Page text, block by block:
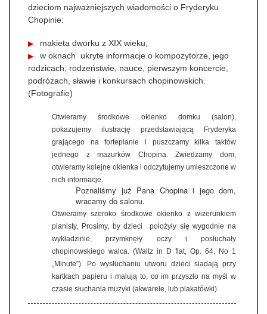
dzieciom najważniejszych wiadomości o Fryderyku
Chopinie:
makieta dworku z XIX wieku,
w oknach ukryte informacje o kompozytorze, jego
rodzicach, rodzeństwie, nauce, pierwszym koncercie,
podróżach, sławie i konkursach chopinowskich.
(Fotografie)
Otwieramy środkowe okienko domku (salon),
pokazujemy ilustrację przedstawiającą Fryderyka
grającego na fortepianie i puszczamy kilka taktów
jednego z mazurków Chopina. Zwiedzamy dom,
otwieramy kolejne okienka i odczytujemy umieszczone w
nich informacje.
Poznaliśmy już Pana Chopina i jego dom,
wracamy do salonu.
Otwieramy szeroko środkowe okienko z wizerunkiem
pianisty, Prosimy, by dzieci położyły się wygodnie na
wykładzinie, przymknęły oczy i posłuchały
chopinowskiego walca. (Waltz in D flat, Op. 64, No 1
„Minute”). Po wysłuchaniu utworu dzieci siadają przy
kartkach papieru i malują to, co im przyszło na myśl w
czasie słuchania muzyki (akwarele, lub plakatówki).